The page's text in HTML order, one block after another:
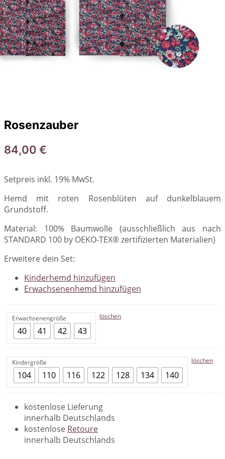
Rosenzauber
84,00 €
Setpreis inkl. 19% MwSt.
Hemd mit roten Rosenblüten auf dunkelblauem
Grundstoff.
Material: 100% Baumwolle (ausschließlich aus nach
STANDARD 100 by OEKO-TEX® zertifizierten Materialien)
Erweitere dein Set:
Kinderhemd hinzufügen
Erwachsenenhemd hinzufügen
Erwachsenengröße
40 41 42 43
löschen
Kindergröße
104 110 116 122 128 134 140
löschen
kostenlose Lieferung
innerhalb Deutschlands
kostenlose Retoure
innerhalb Deutschlands